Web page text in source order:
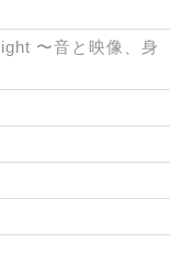
〜音と映像、身